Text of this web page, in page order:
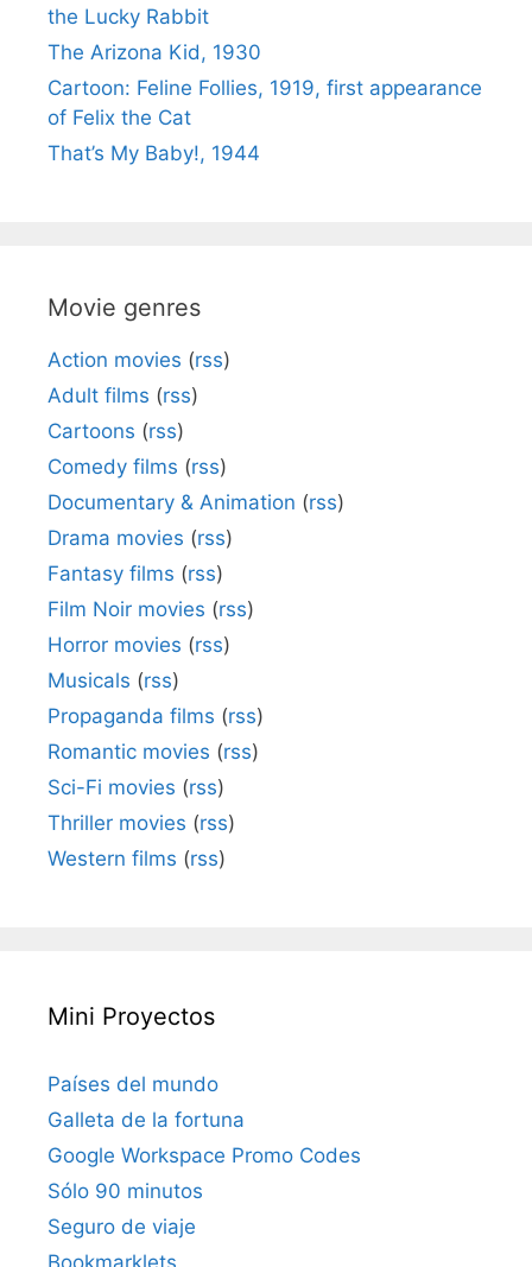
the Lucky Rabbit
The Arizona Kid, 1930
Cartoon: Feline Follies, 1919, first appearance
of Felix the Cat
That’s My Baby!, 1944
Movie genres
Action movies (rss)
Adult films (rss)
Cartoons (rss)
Comedy films (rss)
Documentary & Animation (rss)
Drama movies (rss)
Fantasy films (rss)
Film Noir movies (rss)
Horror movies (rss)
Musicals (rss)
Propaganda films (rss)
Romantic movies (rss)
Sci-Fi movies (rss)
Thriller movies (rss)
Western films (rss)
Mini Proyectos
Países del mundo
Galleta de la fortuna
Google Workspace Promo Codes
Sólo 90 minutos
Seguro de viaje
Bookmarklets